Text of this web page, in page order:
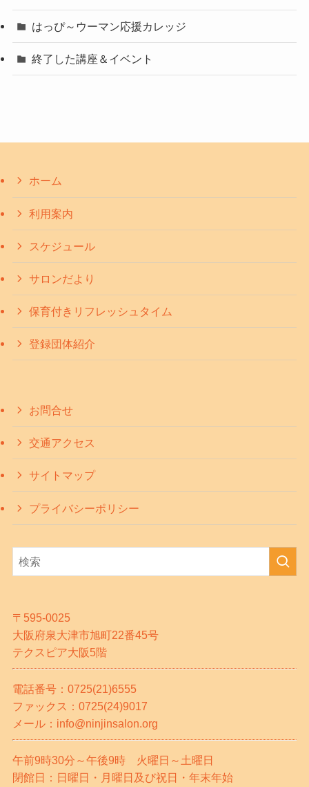
はっぴ～ウーマン応援カレッジ
終了した講座＆イベント
ホーム
利用案内
スケジュール
サロンだより
保育付きリフレッシュタイム
登録団体紹介
お問合せ
交通アクセス
サイトマップ
プライバシーポリシー
〒595-0025
大阪府泉大津市旭町22番45号
テクスピア大阪5階
電話番号：0725(21)6555
ファックス：0725(24)9017
メール：info@ninjinsalon.org
午前9時30分～午後9時 火曜日～土曜日
閉館日：日曜日・月曜日及び祝日・年末年始